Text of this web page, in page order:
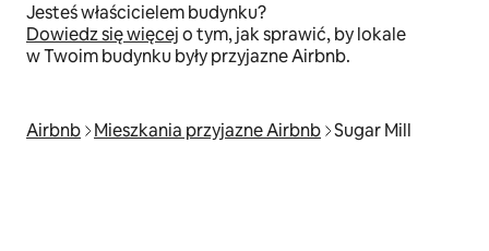
Jesteś właścicielem budynku?
Dowiedz się więcejo tym, jak sprawić, by lokale
w Twoim budynku były przyjazne Airbnb.
Airbnb Mieszkania przyjazne Airbnb Sugar Mill